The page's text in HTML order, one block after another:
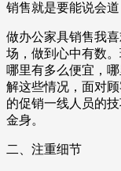
销售就是要能说会
做办公家具销售我
场，做到心中有数
哪里有多么便宜，
解这些情况，面对
的促销一线人员的
金身。
二、注重细节